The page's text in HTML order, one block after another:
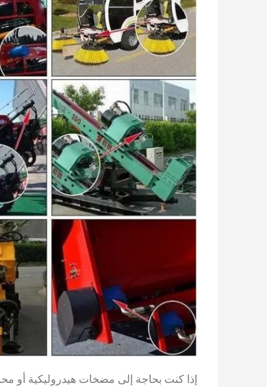
إذا كنت بحاجة إلى مضخات هيدروليكية أو